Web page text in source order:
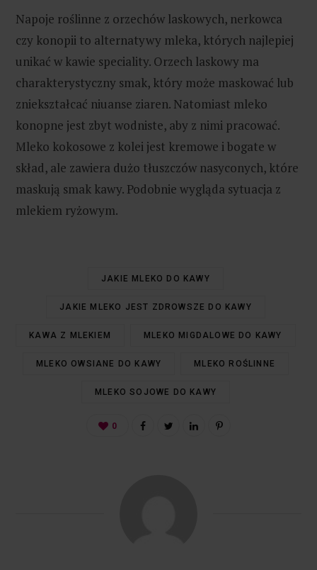
Napoje roślinne z orzechów laskowych, nerkowca
czy konopii to alternatywy mleka, których najlepiej
unikać w kawie speciality. Orzech laskowy ma
charakterystyczny smak, który może maskować lub
zniekształcać niuanse ziaren. Natomiast mleko
konopne jest zbyt wodniste, aby z nimi pracować.
Mleko kokosowe z kolei jest kremowe i bogate w
skład, ale zawiera dużo tłuszczów nasyconych, które
maskują smak kawy. Podobnie wygląda sytuacja z
mlekiem ryżowym.
JAKIE MLEKO DO KAWY
JAKIE MLEKO JEST ZDROWSZE DO KAWY
KAWA Z MLEKIEM MLEKO MIGDALOWE DO KAWY
MLEKO OWSIANE DO KAWY MLEKO ROŚLINNE
MLEKO SOJOWE DO KAWY
0